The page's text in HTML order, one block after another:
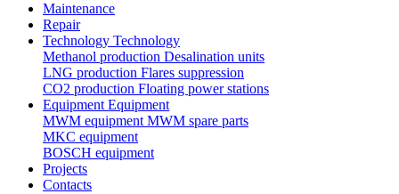
Maintenance
Repair
Technology Technology
Methanol production Desalination units
LNG production Flares suppression
СО2 production Floating power stations
EquipmentEquipment
MWM equipmentMWM spare parts
MKC equipment
BOSCH equipment
Projects
Contacts